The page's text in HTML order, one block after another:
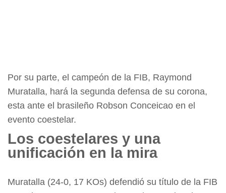
Por su parte, el campeón de la FIB, Raymond
Muratalla, hará la segunda defensa de su corona,
esta ante el brasileño Robson Conceicao en el
evento coestelar.
Los coestelares y una
unificación en la mira
Muratalla (24-0, 17 KOs) defendió su título de la FIB